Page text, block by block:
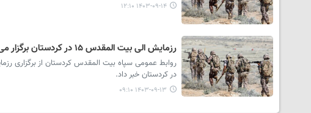
۱۴۰۳-۰۹-۱۴ ۱۲:۱۰
رزمایش الی بیت المقدس ۱۵ در کردستان برگزار می شود
در کردستان خبر داد.
۱۴۰۳-۰۹-۱۳ ۰۹:۱۰